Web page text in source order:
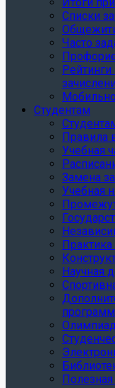
Списки
Часто
Студентам
Правила
Учебная
Замена
Учебная
Практика
Научная